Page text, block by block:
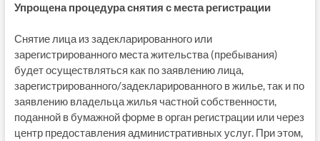
Упрощена процедура снятия с места регистрации
Снятие лица из задекларированного или
зарегистрированного места жительства (пребывания)
будет осуществляться как по заявлению лица,
зарегистрированного/задекларированного в жилье, так и по
заявлению владельца жилья частной собственности,
поданной в бумажной форме в орган регистрации или через
центр предоставления административных услуг. При этом,